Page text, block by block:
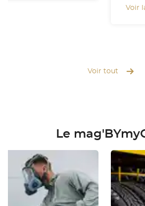
Voir
Voir tout
Le